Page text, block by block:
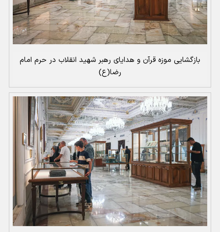
بازگشایی موزه قرآن و هدایای رهبر شهید انقلاب در حرم امام
رضا(ع)